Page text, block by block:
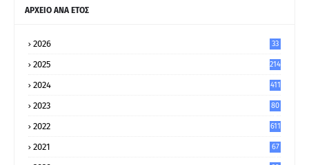
ΑΡΧΕΙΟ ΑΝΑ ΕΤΟΣ
2026 33
2025 214
2024 411
2023
80
2022 611
2021
67